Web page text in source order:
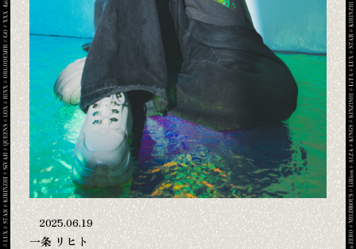
2025.06.19
一条 リヒト